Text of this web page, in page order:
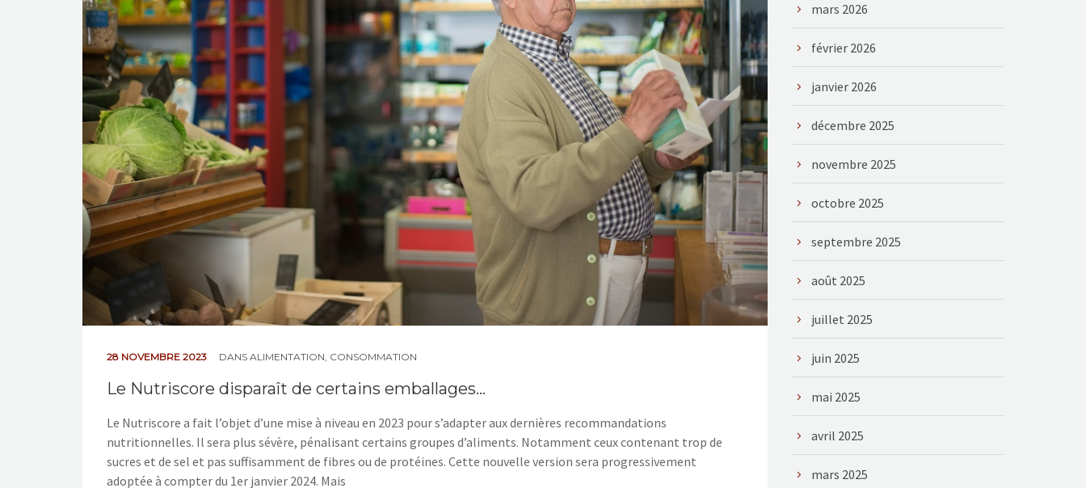
28 NOVEMBRE 2023 DANS ALIMENTATION CONSOMMATION
Le Nutriscore disparaît de certains emballages…
Le Nutriscore a fait l’objet d’une mise à niveau en 2023 pour s’adapter aux dernières recommandations
nutritionnelles. Il sera plus sévère, pénalisant certains groupes d’aliments. Notamment ceux contenant trop de
sucres et de sel et pas suffisamment de fibres ou de protéines. Cette nouvelle version sera progressivement
adoptée à compter du 1er janvier 2024. Mais
mars 2026
février 2026
janvier 2026
décembre 2025
novembre 2025
octobre 2025
septembre 2025
août 2025
juillet 2025
juin 2025
mai 2025
avril 2025
mars 2025